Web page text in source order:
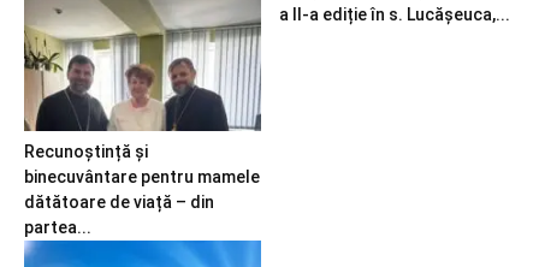
Recunoștință și
binecuvântare pentru mamele
dătătoare de viață – din
partea...
a II-a ediție în s. Lucășeuca,...